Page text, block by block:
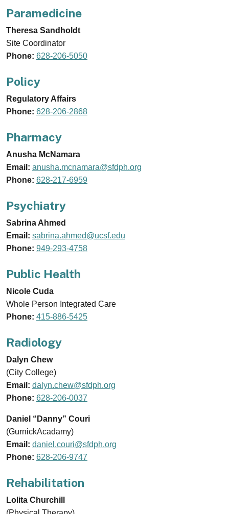
Paramedicine
Theresa Sandholdt
Site Coordinator
Phone: 628-206-5050
Policy
Regulatory Affairs
Phone: 628-206-2868
Pharmacy
Anusha McNamara
Email: anusha.mcnamara@sfdph.org
Phone: 628-217-6959
Psychiatry
Sabrina Ahmed
Email: sabrina.ahmed@ucsf.edu
Phone: 949-293-4758
Public Health
Nicole Cuda
Whole Person Integrated Care
Phone: 415-886-5425
Radiology
Dalyn Chew
(City College)
Email: dalyn.chew@sfdph.org
Phone: 628-206-0037
Daniel “Danny” Couri
(GurnickAcadamy)
Email: daniel.couri@sfdph.org
Phone: 628-206-9747
Rehabilitation
Lolita Churchill